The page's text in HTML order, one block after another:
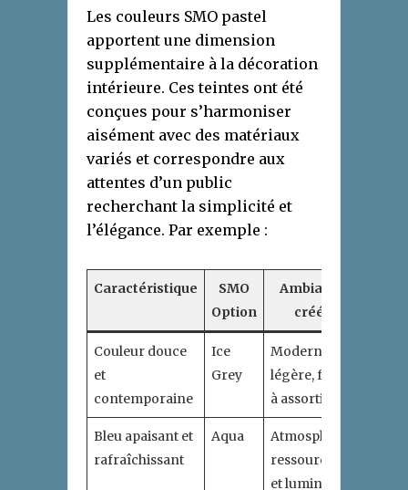
Les couleurs SMO pastel
apportent une dimension
supplémentaire à la décoration
intérieure. Ces teintes ont été
conçues pour s’harmoniser
aisément avec des matériaux
variés et correspondre aux
attentes d’un public
recherchant la simplicité et
l’élégance. Par exemple :
Caractéristique
SMO
Option
Ambiance
créée
Couleur douce
et
contemporaine
Ice
Grey
Moderne,
légère, facile
à assortir
Bleu apaisant et
rafraîchissant
Aqua
Atmosphère
ressourçante
et lumineuse